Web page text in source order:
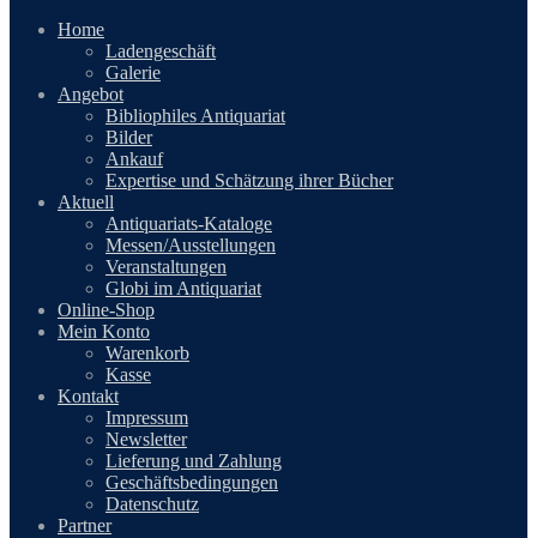
Home
Ladengeschäft
Galerie
Angebot
Bibliophiles Antiquariat
Bilder
Ankauf
Expertise und Schätzung ihrer Bücher
Aktuell
Antiquariats-Kataloge
Messen/Ausstellungen
Veranstaltungen
Globi im Antiquariat
Online-Shop
Mein Konto
Warenkorb
Kasse
Kontakt
Impressum
Newsletter
Lieferung und Zahlung
Geschäftsbedingungen
Datenschutz
Partner